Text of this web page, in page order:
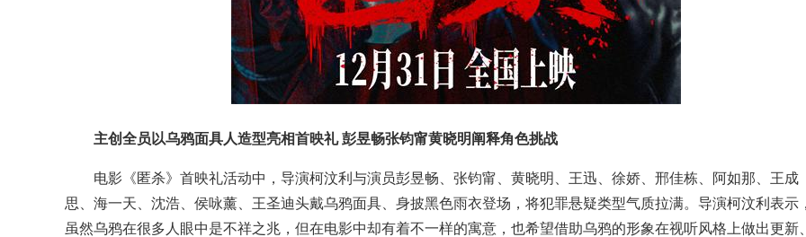
主创全员以乌鸦面具人造型亮相首映礼 彭昱畅张钧甯黄晓明阐释角色挑战
电影《匿杀》首映礼活动中，导演柯汶利与演员彭昱畅、张钧甯、黄晓明、王迅、徐娇、邢佳栋、阿如那、王成
思、海一天、沈浩、侯咏薰、王圣迪头戴乌鸦面具、身披黑色雨衣登场，将犯罪悬疑类型气质拉满。导演柯汶利表示，
虽然乌鸦在很多人眼中是不祥之兆，但在电影中却有着不一样的寓意，也希望借助乌鸦的形象在视听风格上做出更新、